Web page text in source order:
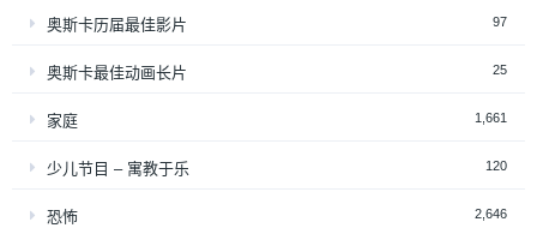
奥斯卡历届最佳影片 97
奥斯卡最佳动画长片 25
家庭 1,661
少儿节目 – 寓教于乐 120
恐怖 2,646